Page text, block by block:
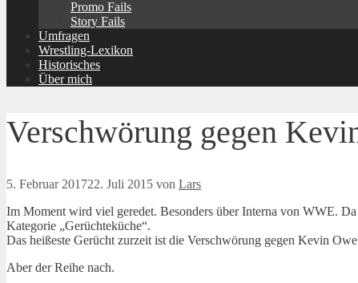
Promo Fails
Story Fails
Umfragen
Wrestling-Lexikon
Historisches
Über mich
Verschwörung gegen
5. Februar 201722. Juli 2015 von Lars
Im Moment wird viel geredet. Besonders über Interna von WWE.
Kategorie „Gerüchteküche“.
Das heißeste Gerücht zurzeit ist die Verschwörung gegen Kevin
Aber der Reihe nach.